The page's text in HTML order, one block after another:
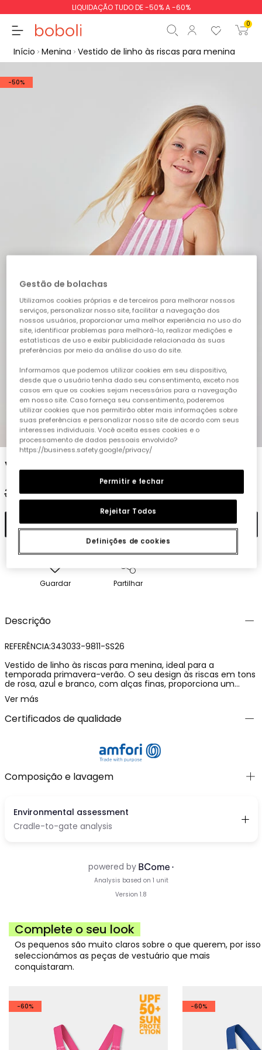
LIQUIDAÇÃO TUDO DE -50% A -60%
0
0,00 €
Iniciar ordem
Início Menina Vestido de linho às riscas para menina
-50%
1 2 3 4 5 6
Vestido de linho às riscas para menina
32,95 € 16,45 €
Adicionar
Guardar Partilhar
Descrição
REFERÊNCIA:343033-9811-SS26
Vestido de linho às riscas para menina, ideal para a
temporada primavera-verão. O seu design às riscas em tons
de rosa, azul e branco, com alças finas, proporciona um
toque fresco e alegre. Os pequenos bolsos com detalhes em
amarelo e branco acrescentam encanto e funcionalidade.
Disponível em tamanhos desde 12 meses até 14 anos, é
perfeito para diferentes idades. O tecido suave garante
Ver más
Certificados de qualidade
Composição e lavagem
Complete o seu look
Os pequenos são muito claros sobre o que querem, por isso
seleccionámos as peças de vestuário que mais
conquistaram.
-60% -60%
Gestão de bolachas
Utilizamos cookies próprias e de terceiros para melhorar nossos
serviços, personalizar nosso site, facilitar a navegação dos
nossos usuários, proporcionar uma melhor experiência no uso do
site, identificar problemas para melhorá-lo, realizar medições e
estatísticas de uso e exibir publicidade relacionada às suas
preferências por meio da análise do uso do site.
Informamos que podemos utilizar cookies em seu dispositivo,
desde que o usuário tenha dado seu consentimento, exceto nos
casos em que os cookies sejam necessários para a navegação
em nosso site. Caso forneça seu consentimento, poderemos
utilizar cookies que nos permitirão obter mais informações sobre
suas preferências e personalizar nosso site de acordo com seus
interesses individuais. Você aceita esses cookies e o
processamento de dados pessoais envolvido?
https://business.safety.google/privacy/
Definições de cookies
Rejeitar Todos
Permitir e fechar